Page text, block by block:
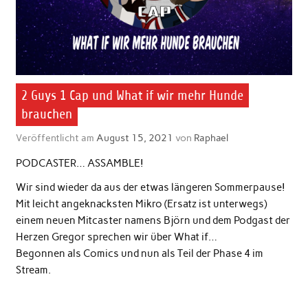
2 Guys 1 Cap und What if wir mehr Hunde
brauchen
Veröffentlicht am August 15, 2021 von Raphael
PODCASTER… ASSAMBLE!
Wir sind wieder da aus der etwas längeren Sommerpause!
Mit leicht angeknacksten Mikro (Ersatz ist unterwegs)
einem neuen Mitcaster namens Björn und dem Podgast der
Herzen Gregor sprechen wir über What if…
Begonnen als Comics und nun als Teil der Phase 4 im
Stream.